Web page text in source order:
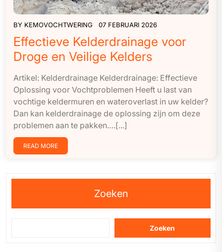
BY KEMOVOCHTWERING 07 FEBRUARI 2026
Effectieve Kelderdrainage voor
Droge en Veilige Kelders
Artikel: Kelderdrainage Kelderdrainage: Effectieve
Oplossing voor Vochtproblemen Heeft u last van
vochtige keldermuren en wateroverlast in uw kelder?
Dan kan kelderdrainage de oplossing zijn om deze
problemen aan te pakken.…[...]
READ MORE
Zoeken
Zoeken